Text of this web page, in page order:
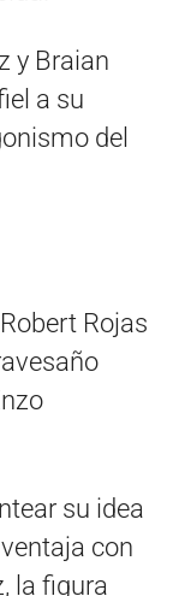
y Braian
a su
del
Rojas
su idea
con
la figura